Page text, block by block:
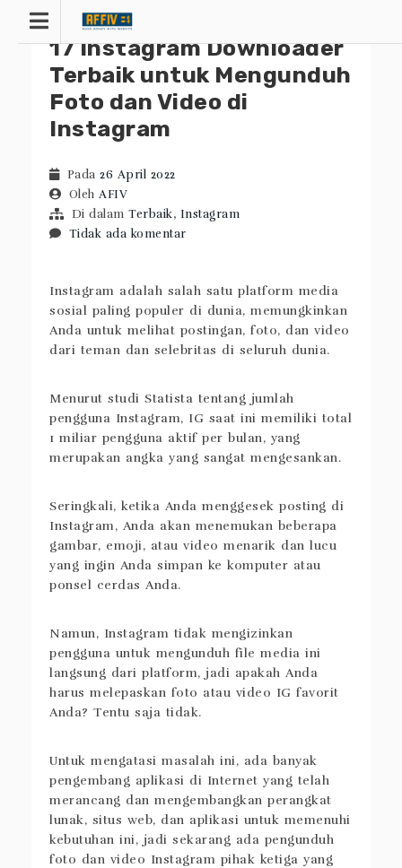
Lewati
ke
konten17 Instagram Downloader
Terbaik untuk Mengunduh
Foto dan Video di
Instagram
Pada 26 April 2022
Oleh AFIV
Di dalam Terbaik, Instagram
Tidak ada komentar
Instagram adalah salah satu platform media
sosial paling populer di dunia, memungkinkan
Anda untuk melihat postingan, foto, dan video
dari teman dan selebritas di seluruh dunia.
Menurut studi Statista tentang jumlah
pengguna Instagram, IG saat ini memiliki total
1 miliar pengguna aktif per bulan, yang
merupakan angka yang sangat mengesankan.
Seringkali, ketika Anda menggesek posting di
Instagram, Anda akan menemukan beberapa
gambar, emoji, atau video menarik dan lucu
yang ingin Anda simpan ke komputer atau
ponsel cerdas Anda.
Namun, Instagram tidak mengizinkan
pengguna untuk mengunduh file media ini
langsung dari platform, jadi apakah Anda
harus melepaskan foto atau video IG favorit
Anda? Tentu saja tidak.
Untuk mengatasi masalah ini, ada banyak
pengembang aplikasi di Internet yang telah
merancang dan mengembangkan perangkat
lunak, situs web, dan aplikasi untuk memenuhi
kebutuhan ini, jadi sekarang ada pengunduh
foto dan video Instagram pihak ketiga yang